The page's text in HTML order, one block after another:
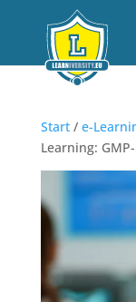
Start/ e-
Learning: